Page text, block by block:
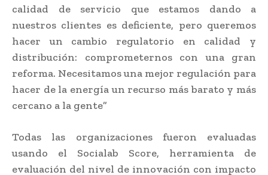
calidad de servicio que estamos dando a
nuestros clientes es deficiente, pero queremos
hacer un cambio regulatorio en calidad y
distribución: comprometernos con una gran
reforma. Necesitamos una mejor regulación para
hacer de la energía un recurso más barato y más
cercano a la gente”
Todas las organizaciones fueron evaluadas
usando el ​Socialab Score​, herramienta de
evaluación del nivel de innovación con impacto